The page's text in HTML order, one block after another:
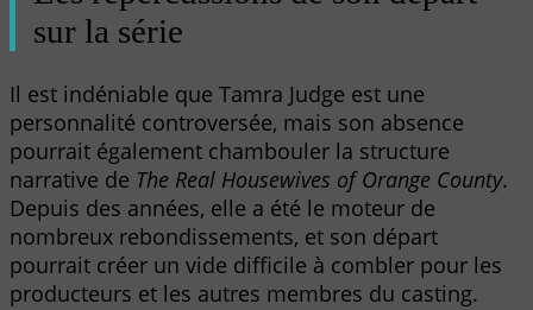
sur la série
Il est indéniable que Tamra Judge est une
personnalité controversée, mais son absence
pourrait également chambouler la structure
narrative de The Real Housewives of Orange County.
Depuis des années, elle a été le moteur de
nombreux rebondissements, et son départ
pourrait créer un vide difficile à combler pour les
producteurs et les autres membres du casting.